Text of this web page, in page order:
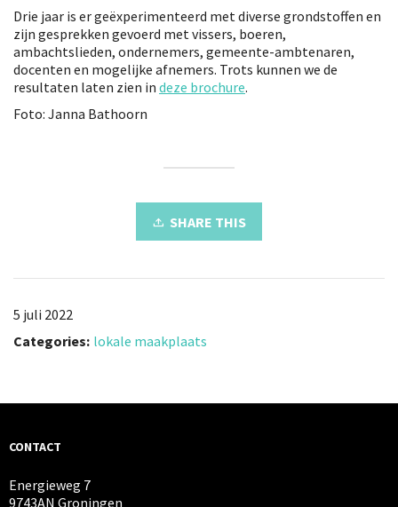
Drie jaar is er geëxperimenteerd met diverse grondstoffen en
zijn gesprekken gevoerd met vissers, boeren,
ambachtslieden, ondernemers, gemeente-ambtenaren,
docenten en mogelijke afnemers. Trots kunnen we de
resultaten laten zien in deze brochure.
Foto: Janna Bathoorn
SHARE THIS
5 juli 2022
Categories: lokale maakplaats
CONTACT
Energieweg 7
9743AN Groningen